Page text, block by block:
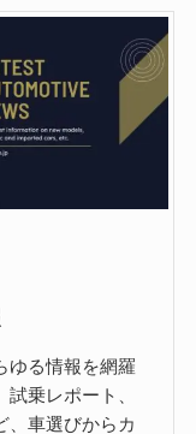
ゆる情報を網羅
乗レポート、
、車選びからカ